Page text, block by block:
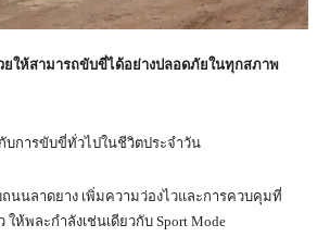
ยให้สามารถขับขี่ได้อย่างปลอดภัยในทุกสภาพ
บการขับขี่ทั่วไปในชีวิตประจำวัน
นนลาดยาง เพิ่มความว่องไวและการควบคุมที่
ห้พละกำลังเช่นเดียวกับ Sport Mode